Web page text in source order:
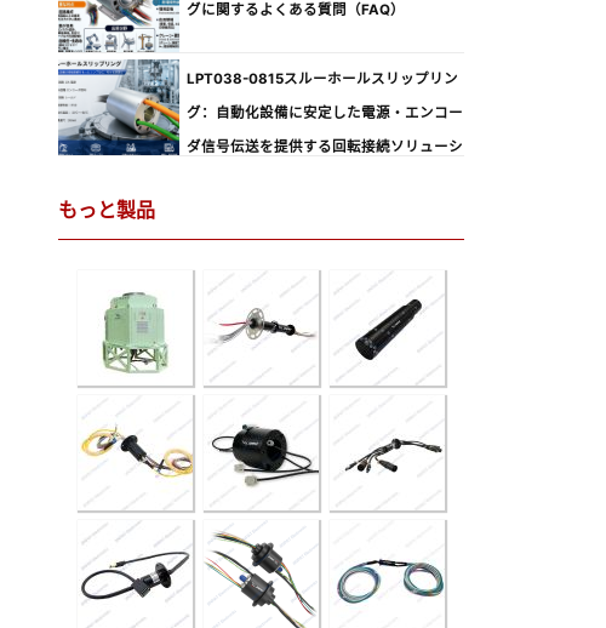
グに関するよくある質問（FAQ）
LPT038-0815スルーホールスリップリン
グ：自動化設備に安定した電源・エンコー
ダ信号伝送を提供する回転接続ソリューシ
もっと製品